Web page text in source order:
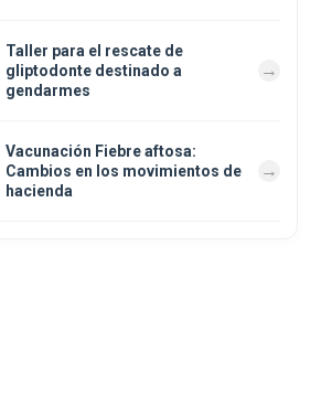
Taller para el rescate de
gliptodonte destinado a
gendarmes
Vacunación Fiebre aftosa:
Cambios en los movimientos de
hacienda